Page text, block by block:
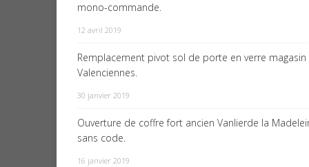
mono-commande.
12 avril 2019
Remplacement pivot sol de porte en verre magasin
Valenciennes.
30 janvier 2019
Ouverture de coffre fort ancien Vanlierde la
sans code.
16 janvier 2019